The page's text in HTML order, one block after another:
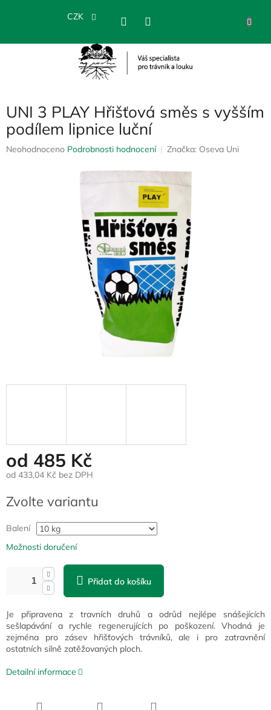
CZK
UNI 3 PLAY Hřišťová směs s vyšším
podílem lipnice luční
Průměrné
Neohodnoceno Podrobnosti hodnocení Značka: Oseva Uni
od 485 Kč
od 433,04 Kč bez DPH
cena:
Zvolte variantu
Balení
Možnosti doručení
Přidat do košíku
Je připravena z travních druhů a odrůd nejlépe snášejících
sešlapávání a rychle regenerujících po poškození. Vhodná je
zejména pro zásev hřišťových trávníků, ale i pro zatravnění
ostatních silně zatěžovaných ploch.
Detailní informace